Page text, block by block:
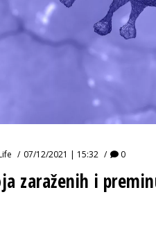
07/12/2021 | 15:32 0
zaraženih i